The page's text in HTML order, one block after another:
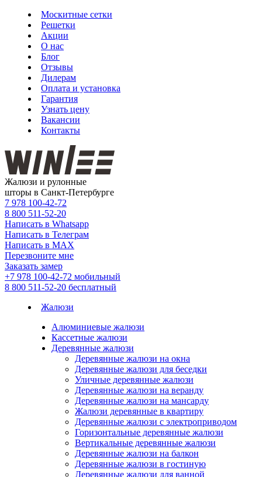
Москитные сетки
Решетки
Акции
О нас
Блог
Отзывы
Дилерам
Оплата и установка
Гарантия
Узнать цену
Вакансии
Контакты
Жалюзи и рулонные
шторы в Санкт-Петербурге
7 978 100-42-72
8 800 511-52-20
Написать в Whatsapp
Написать в Телеграм
Написать в MAX
Перезвоните мне
Заказать замер
+7 978 100-42-72 мобильный
8 800 511-52-20 бесплатный
Жалюзи
Алюминиевые жалюзи
Кассетные жалюзи
Деревянные жалюзи
Деревянные жалюзи на окна
Деревянные жалюзи для беседки
Уличные деревянные жалюзи
Деревянные жалюзи на веранду
Деревянные жалюзи на мансарду
Жалюзи деревянные в квартиру
Деревянные жалюзи с электроприводом
Горизонтальные деревянные жалюзи
Вертикальные деревянные жалюзи
Деревянные жалюзи на балкон
Деревянные жалюзи в гостиную
Деревянные жалюзи для ванной